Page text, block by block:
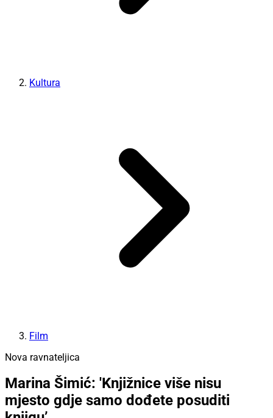
Kultura
Film
Nova ravnateljica
Marina Šimić: 'Knjižnice više nisu
mjesto gdje samo dođete posuditi